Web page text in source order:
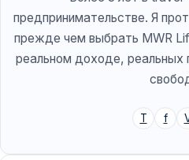
предпринимательстве. Я
прежде чем выбрать MWR
реальном доходе, реальных
T f